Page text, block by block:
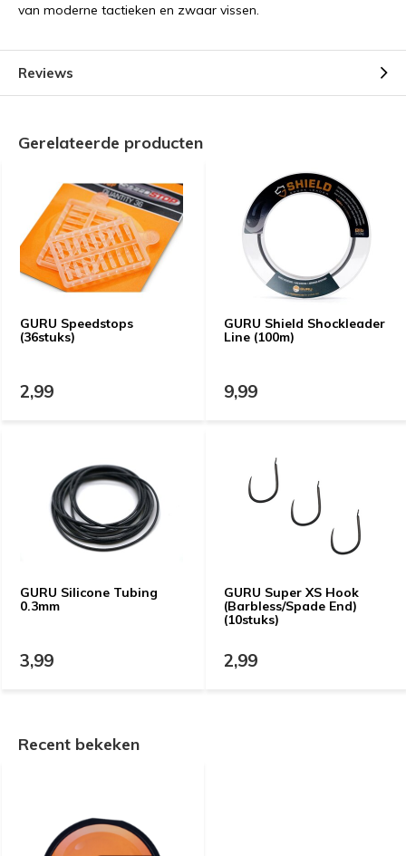
van moderne tactieken en zwaar vissen.
Reviews
Gerelateerde producten
GURU Speedstops
(36stuks)
2,99
GURU Shield Shockleader
Line (100m)
9,99
GURU Silicone Tubing
0.3mm
3,99
GURU Super XS Hook
(Barbless/Spade End)
(10stuks)
2,99
Recent bekeken